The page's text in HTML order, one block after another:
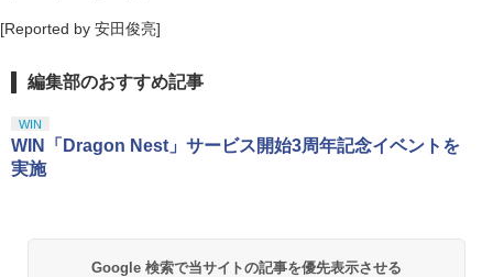
[Reported by 安田俊亮]
編集部のおすすめ記事
WIN
WIN「Dragon Nest」サービス開始3周年記念イベントを
実施
Google 検索で当サイトの記事を優先表示させる